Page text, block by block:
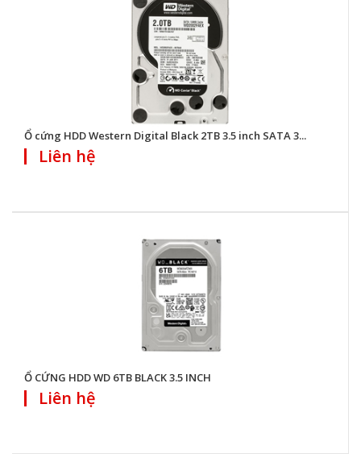
Ổ cứng HDD Western Digital Black 2TB 3.5 inch SATA 3...
Liên hệ
Ổ CỨNG HDD WD 6TB BLACK 3.5 INCH
Liên hệ